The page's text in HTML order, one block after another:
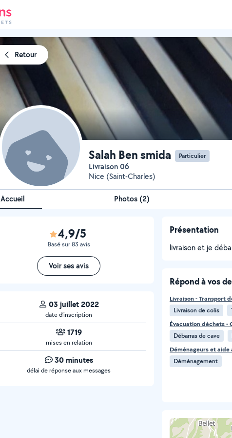
Retour
Salah Ben smida Particulier
livraison 06
Nice (Saint-Charles)
Accueil Photos (2)
4,9/5
Basé sur 83 avis
Voir ses avis
03 juillet 2022
date d’inscription
1719
mises en relation
30 minutes
délai de réponse aux messages
Présentation
livraison et je
Répond à vos
Livraison - Transport
Livraison de colis
Évacuation déchets -
Débarras de cave
Déménageurs et
Déménagement